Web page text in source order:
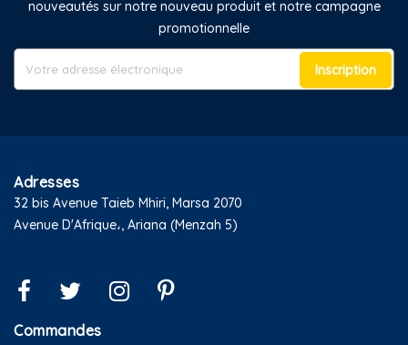
nouveautés sur notre nouveau produit et notre campagne
promotionnelle
Inscription
Adresses
32 bis Avenue Taieb Mhiri, Marsa 2070
Avenue D'Afrique،, Ariana (Menzah 5)
Commandes